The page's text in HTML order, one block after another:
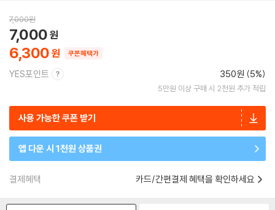
7,000원
6,300
7,000
쿠폰혜택가
YES포인트 350원 (5%)
5만원 이상 구매 시 2천원 추가 적립
사용 가능한 쿠폰 받기
앱 다운 시 1천원 상품권
결제혜택 카드/간편결제 혜택을 확인하세요